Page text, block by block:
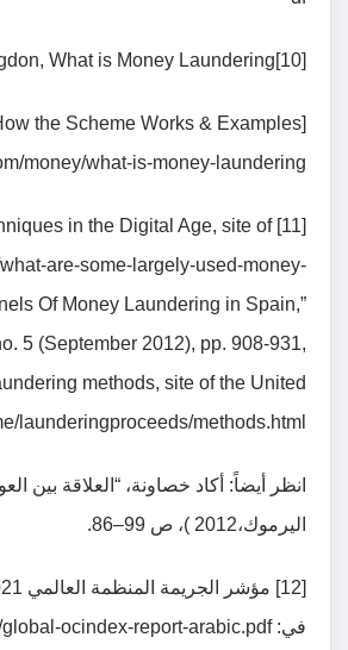
[10]Scott Langdon, What is Money Laundering?
money/what-is-money-laundering /
in the Digital Age, site of
are-some-largely-used-money-
Of Money Laundering in Spain,”
5 (September 2012), pp. 908-931,
methods, site of the United
launderingproceeds/methods.html
انظر أيضاً: أكاد خصاونة، “العلاقة بين
اليرموك،2012 )، ص 99–86.
في: https://ocindex.net/assets/downloads/global-ocindex-report-arabic.pdf